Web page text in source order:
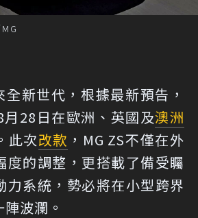
全新世代，根據最新預告，
28日在歐洲、英國及澳洲
此次改款 ，MG ZS不僅在外
度的調整，更搭載了備受矚
力系統，勢必將在小型跨界
波瀾。